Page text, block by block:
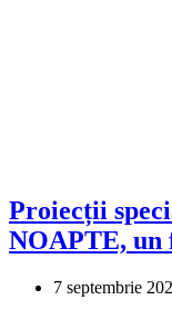
Proiecții
NOAPTE, un
7 septembrie